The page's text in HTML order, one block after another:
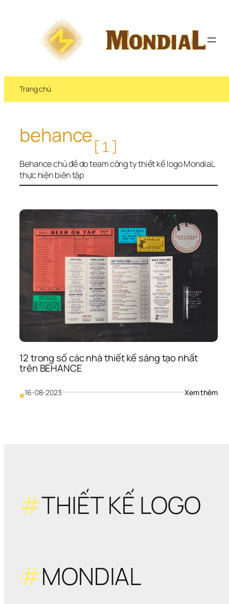
Trang chủ
behance [1]
Behance chủ đề do team công ty thiết kế logo MondiaL
thực hiện biên tập
12 trong số các nhà thiết kế sáng tạo nhất
trên BEHANCE
■16-08-2023 Xem thêm:
#THIẾT KẾ LOGO
#MONDIAL